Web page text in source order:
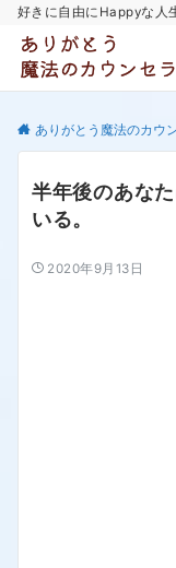
好きに自由にHappyな人
ありがとう魔法のカウ
半年後のあな
いる。
2020年9月13日